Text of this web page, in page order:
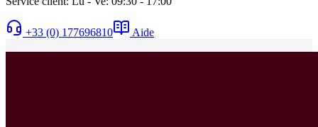
+33 (0) 177696810 Aide